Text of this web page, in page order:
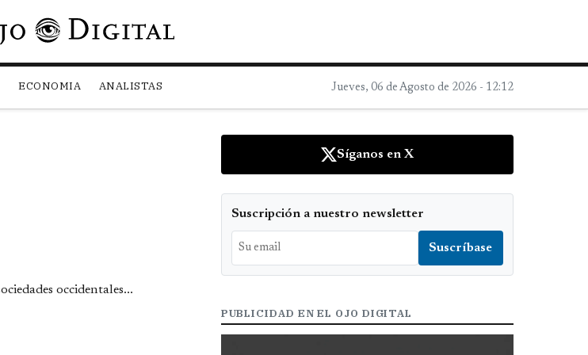
Pasar al contenido principal
ECONOMIA ANALISTAS Jueves, 06 de Agosto de 2026 - 12:12
occidentales...
Síganos en X
Suscripción a nuestro newsletter
PUBLICIDAD EN EL OJO DIGITAL